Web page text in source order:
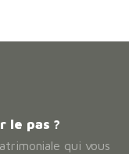
le pas ?
qui vous